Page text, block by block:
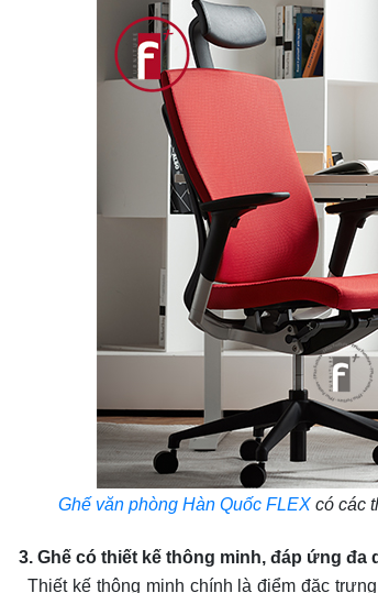
Ghế văn phòng Hàn Quốc FLEX có các
3. Ghế có thiết kế thông minh, đáp ứng đa
Thiết kế thông minh chính là điểm đặc